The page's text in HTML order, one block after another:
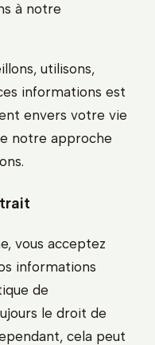
à notre
utilisons,
informations est
envers votre vie
notre approche
vous acceptez
informations
de
le droit de
cela peut